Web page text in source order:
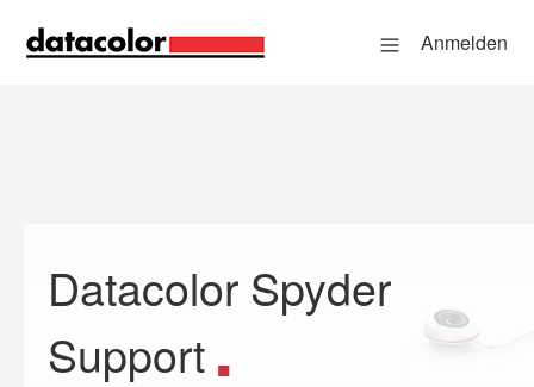
Anmelden
Datacolor Spyder
Support
Suche